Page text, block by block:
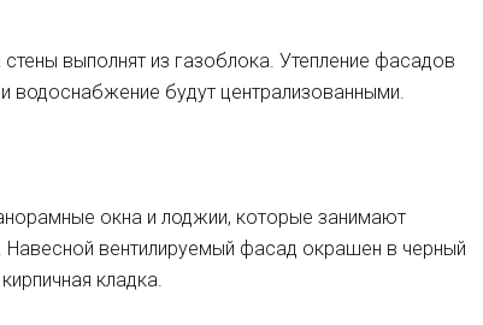
выполнят из газоблока. Утепление фасадов
водоснабжение будут централизованными.
окна и лоджии, которые занимают
вентилируемый фасад окрашен в черный
кладка.